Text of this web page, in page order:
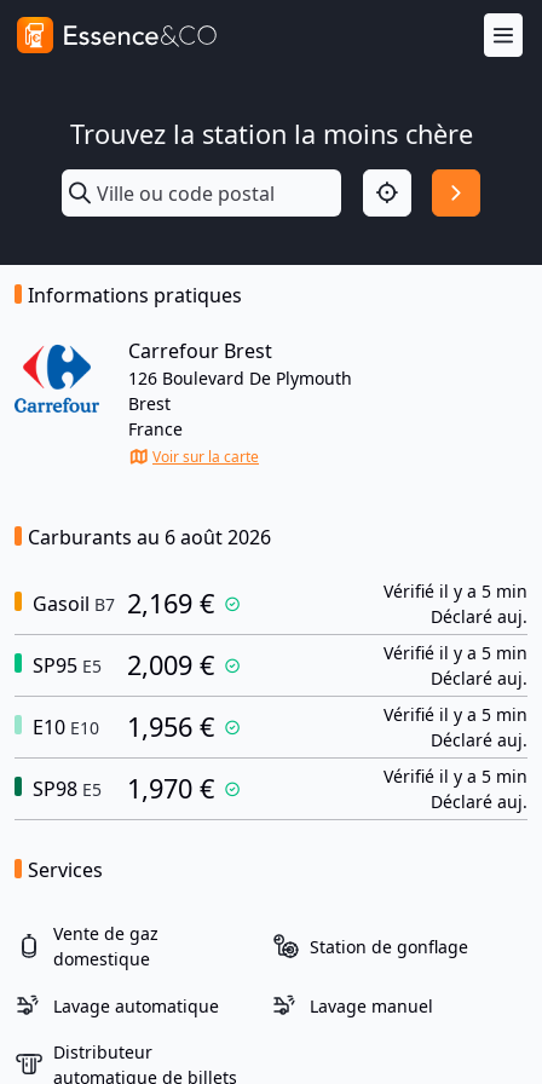
Trouvez la station la moins chère
Informations pratiques
Carrefour Brest
126 Boulevard De Plymouth
Brest
France
Voir sur la carte
Carburants au 6 août 2026
Gasoil B7 2,169 €
Vérifié il y a 5 min
Déclaré auj.
SP95 E5 2,009 €
Vérifié il y a 5 min
Déclaré auj.
E10 E10 1,956 €
Vérifié il y a 5 min
Déclaré auj.
SP98 E5 1,970 €
Vérifié il y a 5 min
Déclaré auj.
Services
Vente de gaz
domestique
Station de gonflage
Lavage automatique Lavage manuel
Distributeur
automatique de billets